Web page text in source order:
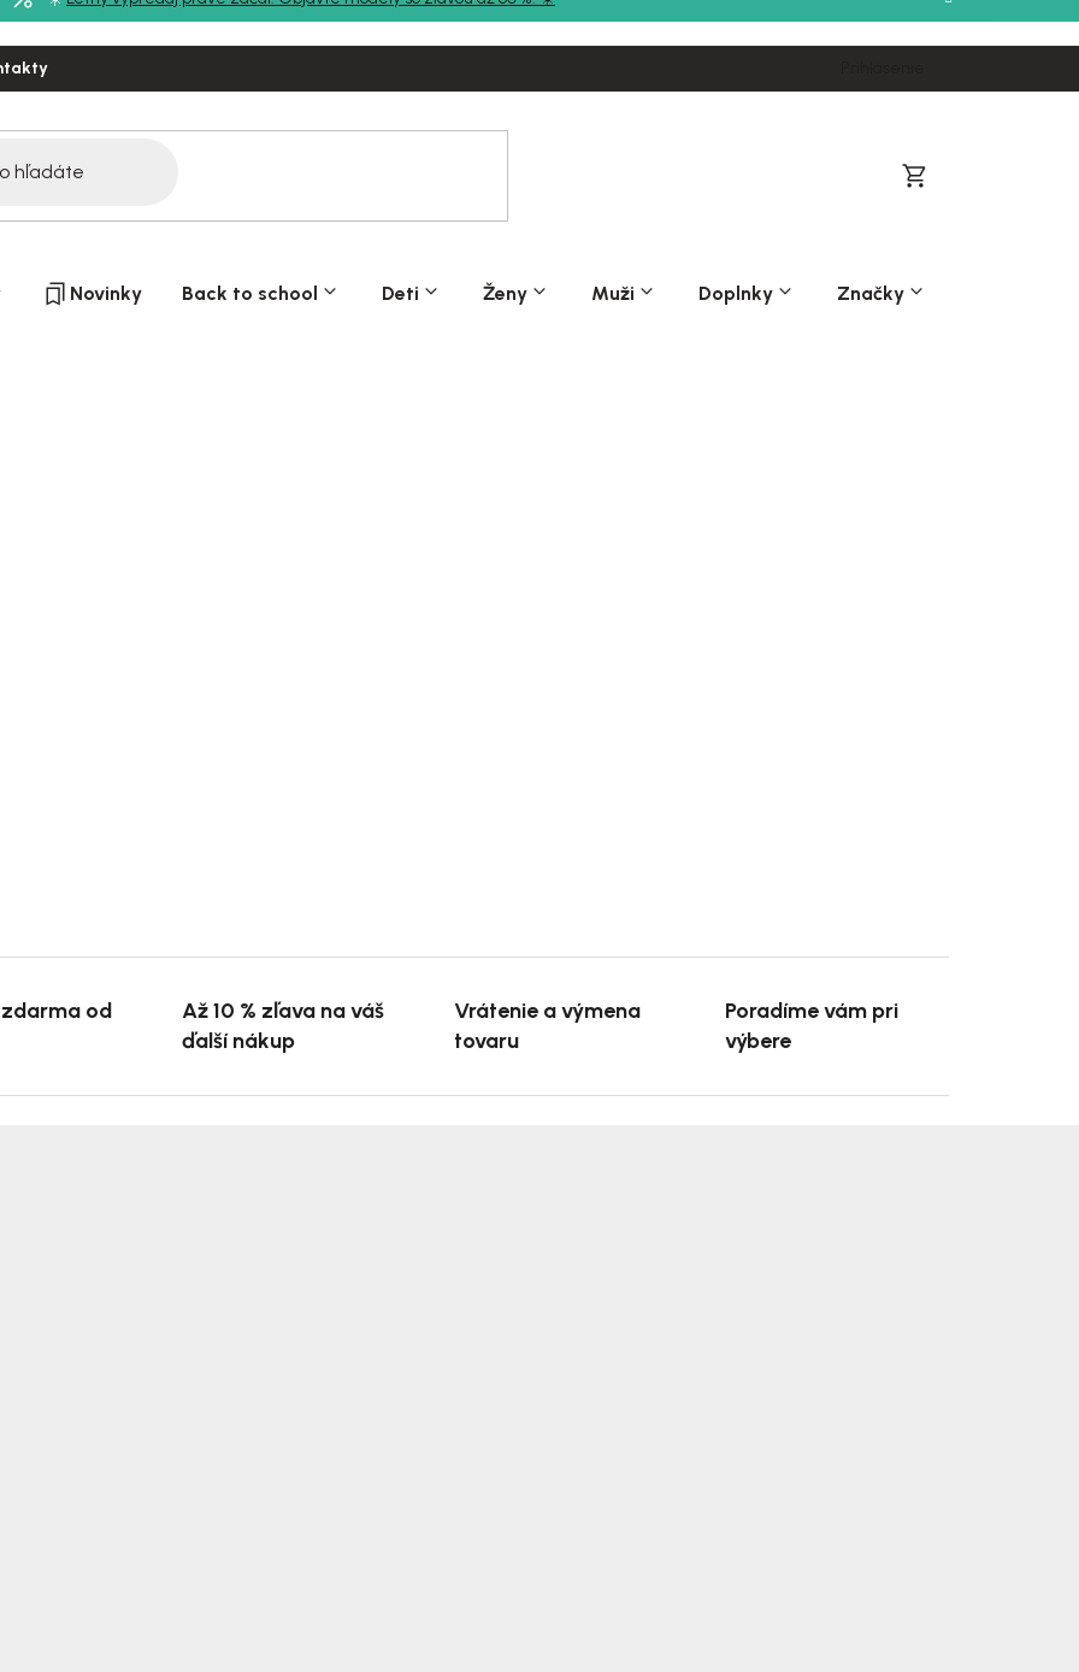
Nákupný
Novinky Back to school Deti Ženy Muži Doplnky Značky
od
Až 10 % zľava na váš
ďalší nákup
Vrátenie a výmena
tovaru
Poradíme vám pri
výbere